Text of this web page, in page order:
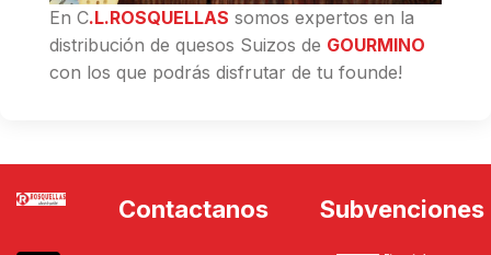
En C.L.ROSQUELLAS somos expertos en la
distribución de quesos Suizos de GOURMINO
con los que podrás disfrutar de tu founde!
Contactanos Subvenciones